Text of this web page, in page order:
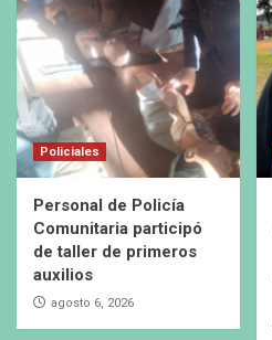
Policiales
Personal de Policía
Comunitaria participó
de taller de primeros
auxilios
agosto 6, 2026